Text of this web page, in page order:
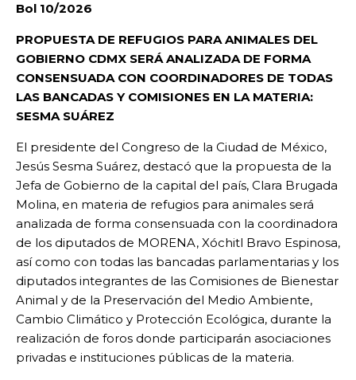
Bol 10/2026
PROPUESTA DE REFUGIOS PARA ANIMALES DEL
GOBIERNO CDMX SERÁ ANALIZADA DE FORMA
CONSENSUADA CON COORDINADORES DE TODAS
LAS BANCADAS Y COMISIONES EN LA MATERIA:
SESMA SUÁREZ
El presidente del Congreso de la Ciudad de México,
Jesús Sesma Suárez, destacó que la propuesta de la
Jefa de Gobierno de la capital del país, Clara Brugada
Molina, en materia de refugios para animales será
analizada de forma consensuada con la coordinadora
de los diputados de MORENA, Xóchitl Bravo Espinosa,
así como con todas las bancadas parlamentarias y los
diputados integrantes de las Comisiones de Bienestar
Animal y de la Preservación del Medio Ambiente,
Cambio Climático y Protección Ecológica, durante la
realización de foros donde participarán asociaciones
privadas e instituciones públicas de la materia.